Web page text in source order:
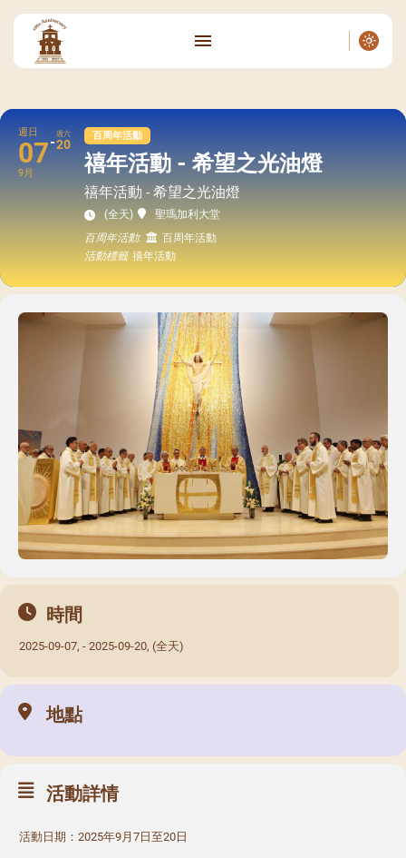
週日
07
9月
週六
20
百周年活動
禧年活動 - 希望之光油燈
禧年活動 - 希望之光油燈
(全天)
聖瑪加利大堂
百周年活動:
百周年活動
活動標籤 禧年活動
時間
2025-09-07, - 2025-09-20, (全天)
地點
活動詳情
活動日期：2025年9月7日至20日